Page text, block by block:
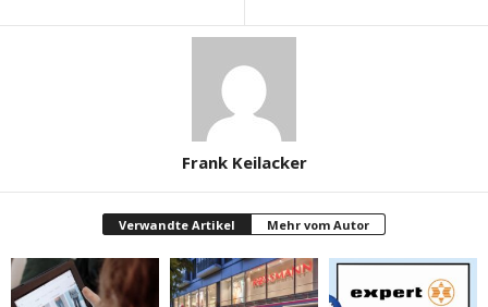
Frank Keilacker
Verwandte Artikel Mehr vom Autor